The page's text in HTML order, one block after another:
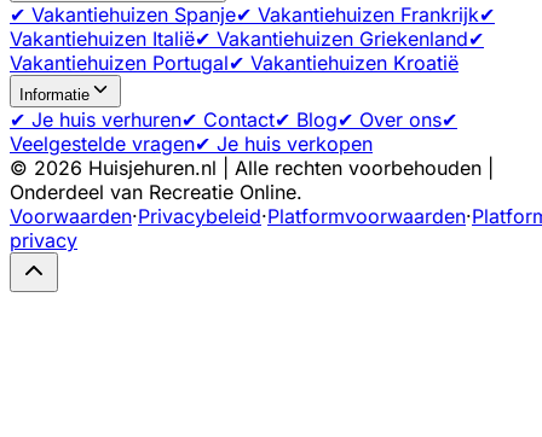
✔ Vakantiehuizen Spanje✔ Vakantiehuizen Frankrijk✔
Vakantiehuizen Italië✔ Vakantiehuizen Griekenland✔
Vakantiehuizen Portugal✔ Vakantiehuizen Kroatië
Informatie
✔ Je huis verhuren✔ Contact✔ Blog✔ Over ons✔
Veelgestelde vragen✔ Je huis verkopen
© 2026 Huisjehuren.nl | Alle rechten voorbehouden |
Onderdeel van Recreatie Online.
Voorwaarden·Privacybeleid·Platformvoorwaarden·
privacy